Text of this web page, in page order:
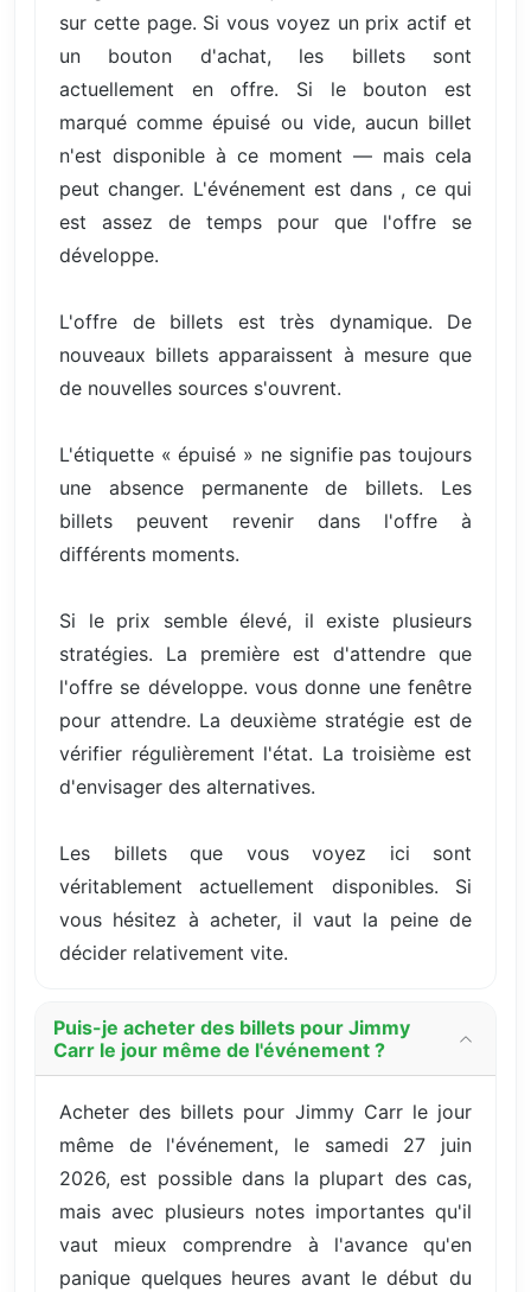
sur cette page. Si vous voyez un prix actif et
un bouton d'achat, les billets sont
actuellement en offre. Si le bouton est
marqué comme épuisé ou vide, aucun billet
n'est disponible à ce moment — mais cela
peut changer. L'événement est dans , ce qui
est assez de temps pour que l'offre se
développe.
L'offre de billets est très dynamique. De
nouveaux billets apparaissent à mesure que
de nouvelles sources s'ouvrent.
L'étiquette « épuisé » ne signifie pas toujours
une absence permanente de billets. Les
billets peuvent revenir dans l'offre à
différents moments.
Si le prix semble élevé, il existe plusieurs
stratégies. La première est d'attendre que
l'offre se développe. vous donne une fenêtre
pour attendre. La deuxième stratégie est de
vérifier régulièrement l'état. La troisième est
d'envisager des alternatives.
Les billets que vous voyez ici sont
véritablement actuellement disponibles. Si
vous hésitez à acheter, il vaut la peine de
décider relativement vite.
Puis-je acheter des billets pour Jimmy
Carr le jour même de l'événement ?
Acheter des billets pour Jimmy Carr le jour
même de l'événement, le samedi 27 juin
2026, est possible dans la plupart des cas,
mais avec plusieurs notes importantes qu'il
vaut mieux comprendre à l'avance qu'en
panique quelques heures avant le début du